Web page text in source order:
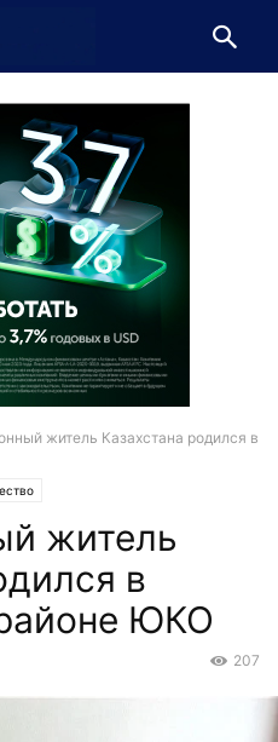
житель Казахстана родился в
житель
в
ЮКО
207